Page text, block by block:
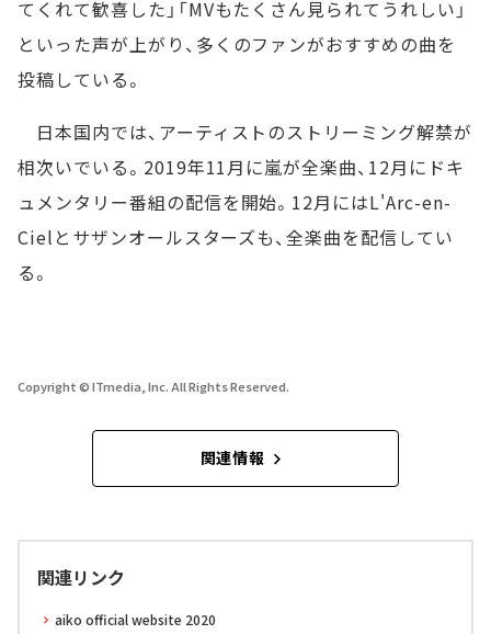
てくれて歓喜した」「MVもたくさん見られてうれしい」
といった声が上がり、多くのファンがおすすめの曲を
投稿している。
日本国内では、アーティストのストリーミング解禁が
相次いでいる。2019年11月に嵐が全楽曲、12月にドキ
ュメンタリー番組の配信を開始。12月にはL'Arc-en-
Cielとサザンオールスターズも、全楽曲を配信してい
る。
Copyright © ITmedia, Inc. All Rights Reserved.
関連情報
関連リンク
aiko official website 2020